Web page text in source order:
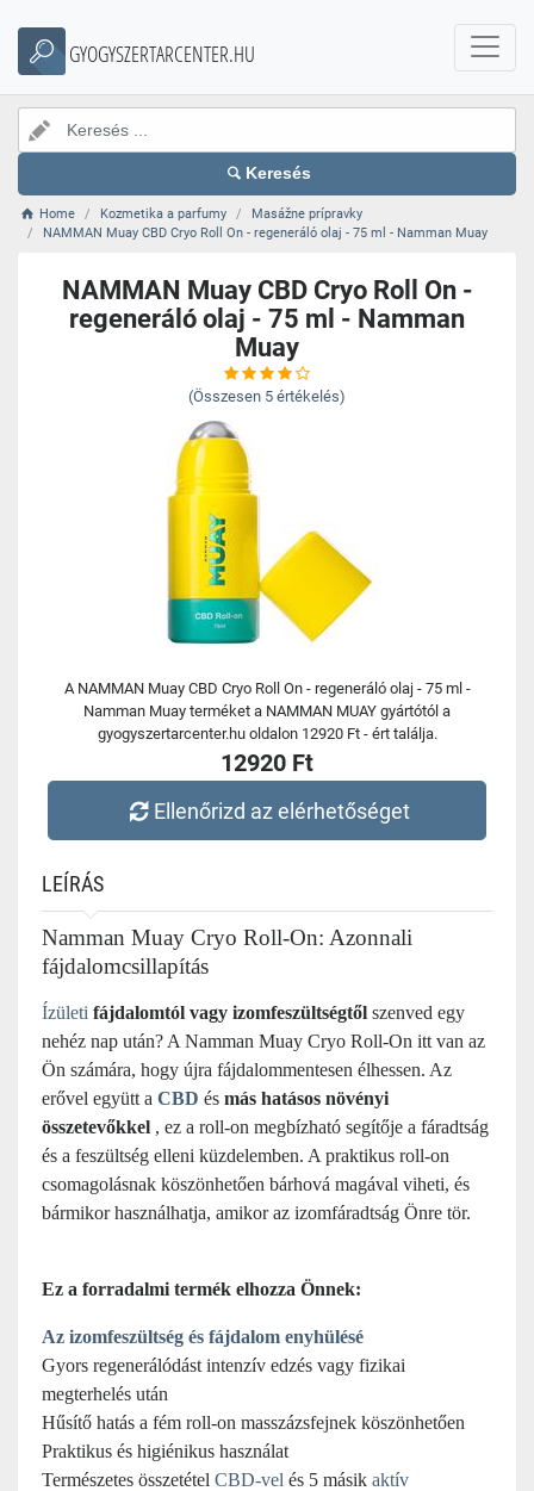
GYOGYSZERTARCENTER.HU
Keresés
Home Kozmetika a parfumy
Masážne prípravky
NAMMAN Muay CBD Cryo Roll On - regeneráló olaj - 75 ml - Namman Muay
NAMMAN Muay CBD Cryo Roll On -
regeneráló olaj - 75 ml - Namman
Muay
(Összesen 5 értékelés)
A NAMMAN Muay CBD Cryo Roll On - regeneráló olaj - 75 ml -
Namman Muay terméket a NAMMAN MUAY gyártótól a
gyogyszertarcenter.hu oldalon 12920 Ft - ért találja.
12920 Ft
Ellenőrizd az elérhetőséget
LEÍRÁS
Namman Muay Cryo Roll-On: Azonnali
fájdalomcsillapítás
Ízületi fájdalomtól vagy izomfeszültségtől szenved egy
nehéz nap után? A Namman Muay Cryo Roll-On itt van az
Ön számára, hogy újra fájdalommentesen élhessen. Az
erővel együtt a CBD és más hatásos növényi
összetevőkkel , ez a roll-on megbízható segítője a fáradtság
és a feszültség elleni küzdelemben. A praktikus roll-on
csomagolásnak köszönhetően bárhová magával viheti, és
bármikor használhatja, amikor az izomfáradtság Önre tör.
Ez a forradalmi termék elhozza Önnek:
Az izomfeszültség és fájdalom enyhülésé
Gyors regenerálódást intenzív edzés vagy fizikai
megterhelés után
Hűsítő hatás a fém roll-on masszázsfejnek köszönhetően
Praktikus és higiénikus használat
Természetes összetétel CBD-vel és 5 másik aktív